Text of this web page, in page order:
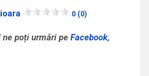
0 (0)
poți urmări pe Facebook,